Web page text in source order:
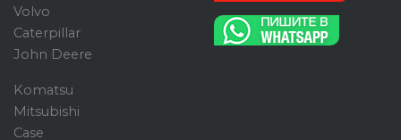
Volvo
Caterpillar
John Deere
Komatsu
Mitsubishi
Case